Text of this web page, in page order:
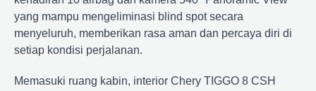
yang mampu mengeliminasi blind spot secara
menyeluruh, memberikan rasa aman dan percaya diri di
setiap kondisi perjalanan.
Memasuki ruang kabin, interior Chery TIGGO 8 CSH